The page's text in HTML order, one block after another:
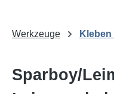
Werkzeuge
Sparboy/